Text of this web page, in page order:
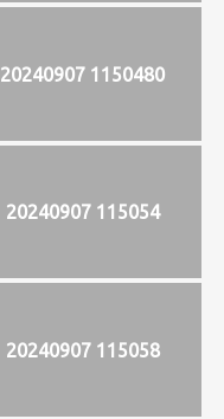
20240907 1150480
20240907 115054
20240907 115058